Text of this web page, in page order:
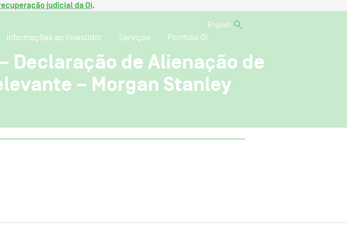
judicial da Oi.
English
Informações ao Investidor Serviços Portfolio Oi
Declaração de Alienação de
– Morgan Stanley